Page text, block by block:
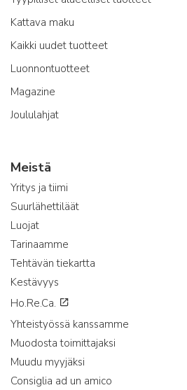
Kattava maku
Kaikki uudet tuotteet
Luonnontuotteet
Magazine
Joululahjat
Meistä
Yritys ja tiimi
Suurlähettiläät
Luojat
Tarinaamme
Tehtävän tiekartta
Kestävyys
Ho.Re.Ca.
Yhteistyössä kanssamme
Muodosta toimittajaksi
Muudu myyjäksi
Consiglia ad un amico